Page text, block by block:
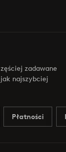
zadawane
najszybciej
Płatności